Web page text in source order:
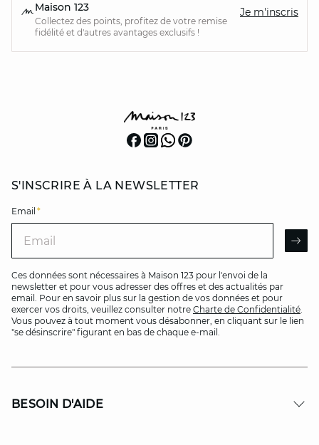
Maison 123
Collectez des points, profitez de votre remise
fidélité et d'autres avantages exclusifs !
Je m'inscris
S'INSCRIRE À LA NEWSLETTER
Email *
Ces données sont nécessaires à Maison 123 pour l'envoi de la
newsletter et pour vous adresser des offres et des actualités par
email. Pour en savoir plus sur la gestion de vos données et pour
exercer vos droits, veuillez consulter notre Charte de Confidentialité.
Vous pouvez à tout moment vous désabonner, en cliquant sur le lien
"se désinscrire" figurant en bas de chaque e-mail.
BESOIN D'AIDE